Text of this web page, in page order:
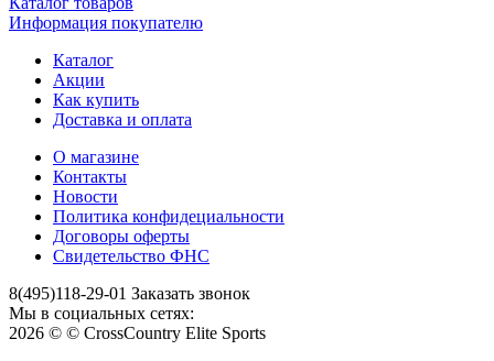
Информация покупателю
Каталог
Акции
Как купить
Доставка и оплата
О магазине
Контакты
Новости
Политика конфидециальности
Договоры оферты
Свидетельство ФНС
8(495)118-29-01 Заказать звонок
Мы в социальных сетях:
2026 © © CrossCountry Elite Sports